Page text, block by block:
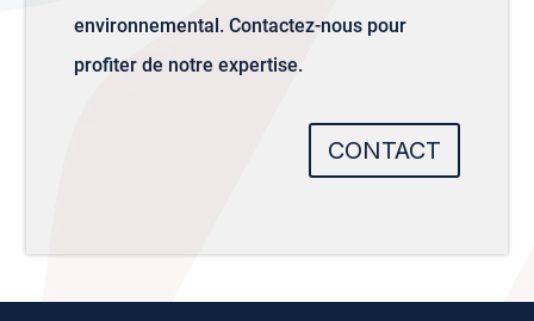
environnemental. Contactez-nous pour
profiter de notre expertise.